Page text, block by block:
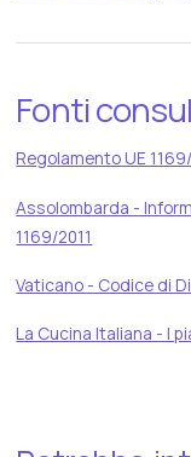
Fonti
Regolamento UE
Assolombarda -
1169/2011
Vaticano - Codice di
La Cucina Italiana - I